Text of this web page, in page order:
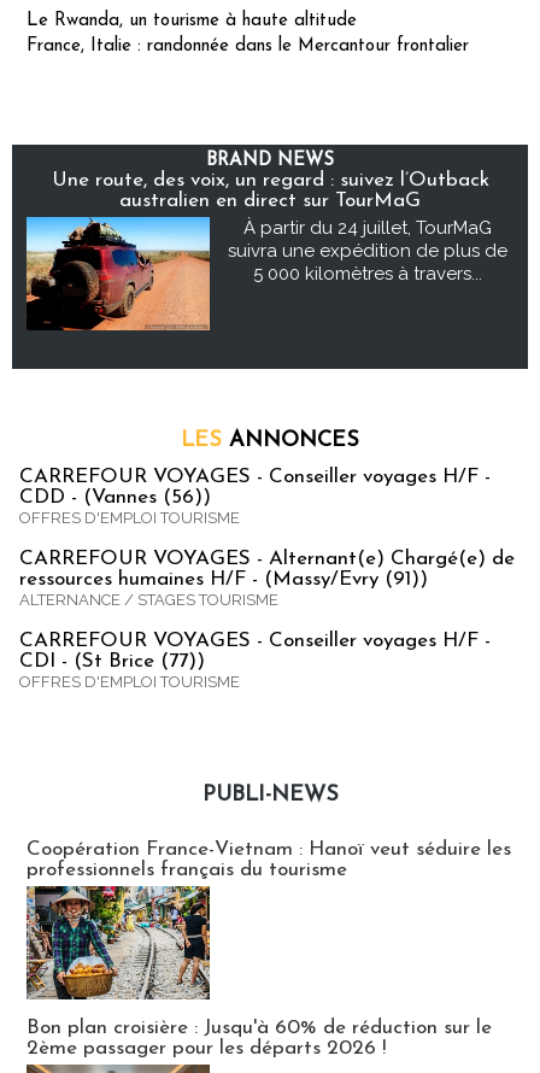
Le Rwanda, un tourisme à haute altitude
France, Italie : randonnée dans le Mercantour frontalier
BRAND NEWS
Une route, des voix, un regard : suivez l’Outback
australien en direct sur TourMaG
À partir du 24 juillet, TourMaG
suivra une expédition de plus de
5 000 kilomètres à travers...
LES ANNONCES
CARREFOUR VOYAGES - Conseiller voyages H/F -
CDD - (Vannes (56))
OFFRES D'EMPLOI TOURISME
CARREFOUR VOYAGES - Alternant(e) Chargé(e) de
ressources humaines H/F - (Massy/Evry (91))
ALTERNANCE / STAGES TOURISME
CARREFOUR VOYAGES - Conseiller voyages H/F -
CDI - (St Brice (77))
OFFRES D'EMPLOI TOURISME
PUBLI-NEWS
Coopération France-Vietnam : Hanoï veut séduire les
professionnels français du tourisme
Bon plan croisière : Jusqu'à 60% de réduction sur le
2ème passager pour les départs 2026 !